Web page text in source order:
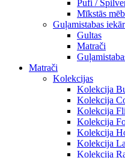
Pufi /
Mīkstās
Guļamistabas
Gultas
Matrači
Matrači
Kolekcijas
Kolekcija
Kolekcija
Kolekcija
Kolekcija
Kolekcija
Kolekcija
Kolekcija